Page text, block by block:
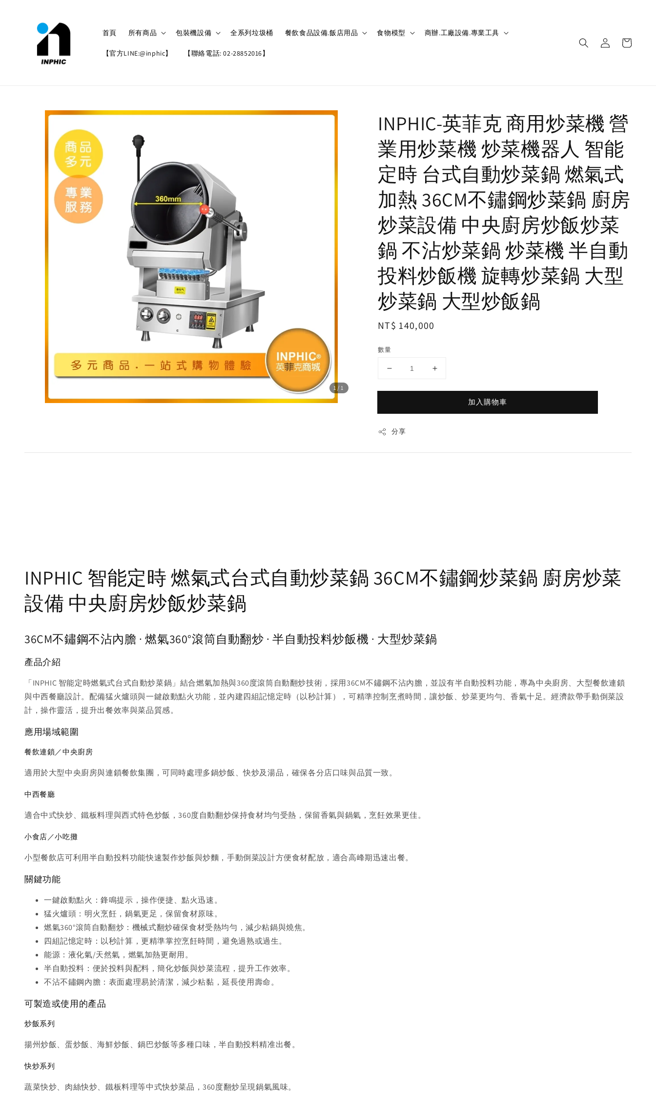
首頁 所有商品 包裝機設備 全系列垃圾桶 餐飲食品設備.飯店用品 食物模型 商辦.工廠設備.專業工具
【官方LINE:@inphic】 【聯絡電話: 02-28852016】
1/1
INPHIC-英菲克 商用炒菜機 營
業用炒菜機 炒菜機器人 智能
定時 台式自動炒菜鍋 燃氣式
加熱 36CM不鏽鋼炒菜鍋 廚房
炒菜設備 中央廚房炒飯炒菜
鍋 不沾炒菜鍋 炒菜機 半自動
投料炒飯機 旋轉炒菜鍋 大型
炒菜鍋 大型炒飯鍋
Regular
NT$ 140,000
數量
加入購物車
分享
INPHIC 智能定時 燃氣式台式自動炒菜鍋 36CM不鏽鋼炒菜鍋 廚房炒菜
設備 中央廚房炒飯炒菜鍋
36CM不鏽鋼不沾內膽 · 燃氣360°滾筒自動翻炒 · 半自動投料炒飯機 · 大型炒菜鍋
產品介紹
「INPHIC 智能定時燃氣式台式自動炒菜鍋」結合燃氣加熱與360度滾筒自動翻炒技術，採用36CM不鏽鋼不沾內膽，並設有半自動投料功能，專為中央廚房、大型餐飲連鎖
與中西餐廳設計。配備猛火爐頭與一鍵啟動點火功能，並內建四組記憶定時（以秒計算），可精準控制烹煮時間，讓炒飯、炒菜更均勻、香氣十足。經濟款帶手動倒菜設
計，操作靈活，提升出餐效率與菜品質感。
應用場域範圍
餐飲連鎖／中央廚房
適用於大型中央廚房與連鎖餐飲集團，可同時處理多鍋炒飯、快炒及湯品，確保各分店口味與品質一致。
中西餐廳
適合中式快炒、鐵板料理與西式特色炒飯，360度自動翻炒保持食材均勻受熱，保留香氣與鍋氣，烹飪效果更佳。
小食店／小吃攤
小型餐飲店可利用半自動投料功能快速製作炒飯與炒麵，手動倒菜設計方便食材配放，適合高峰期迅速出餐。
關鍵功能
一鍵啟動點火：鋒鳴提示，操作便捷、點火迅速。
猛火爐頭：明火烹飪，鍋氣更足，保留食材原味。
燃氣360°滾筒自動翻炒：機械式翻炒確保食材受熱均勻，減少粘鍋與燒焦。
四組記憶定時：以秒計算，更精準掌控烹飪時間，避免過熟或過生。
能源：液化氣/天然氣，燃氣加熱更耐用。
半自動投料：便於投料與配料，簡化炒飯與炒菜流程，提升工作效率。
不沾不鏽鋼內膽：表面處理易於清潔，減少粘黏，延長使用壽命。
可製造或使用的產品
炒飯系列
揚州炒飯、蛋炒飯、海鮮炒飯、鍋巴炒飯等多種口味，半自動投料精准出餐。
快炒系列
蔬菜快炒、肉絲快炒、鐵板料理等中式快炒菜品，360度翻炒呈現鍋氣風味。